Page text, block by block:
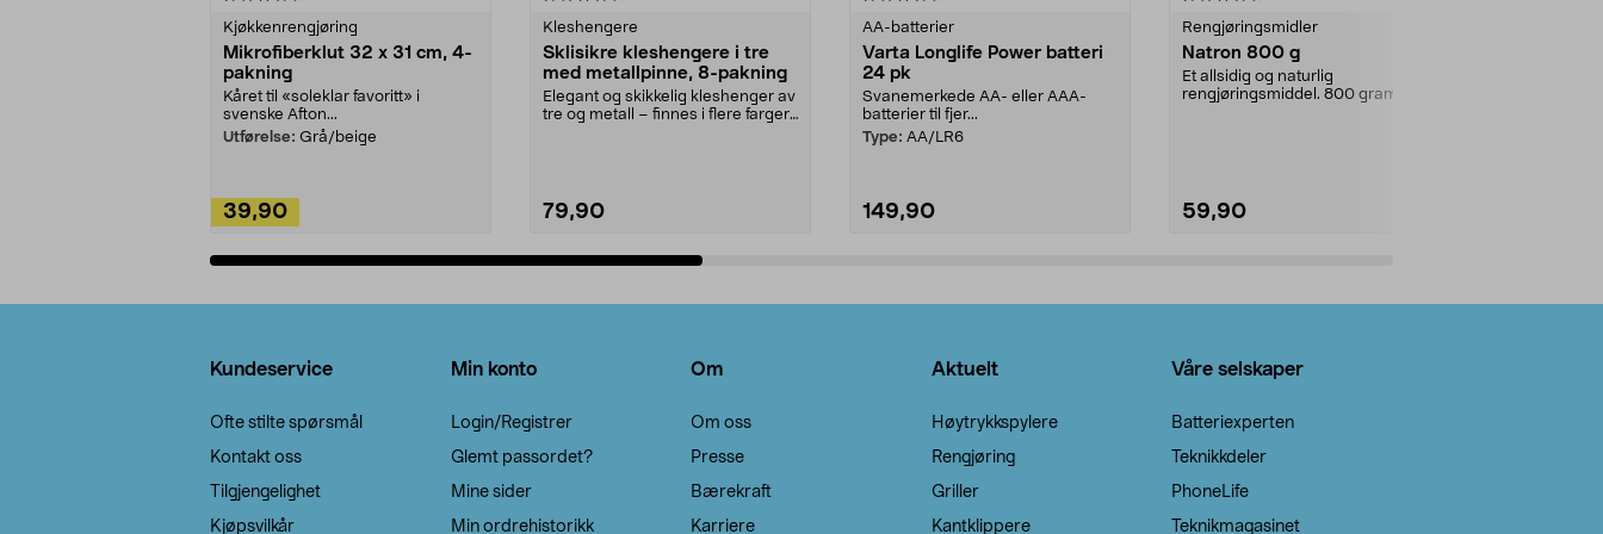
Kjøkkenrengjøring
Mikrofiberklut 32 x 31 cm, 4-
pakning
Kåret til «soleklar favoritt» i
svenske Afton...
Utførelse: Grå/beige
39,90
Kleshengere
Sklisikre kleshengere i tre
med metallpinne, 8-pakning
Elegant og skikkelig kleshenger av
tre og metall – finnes i flere farger.
79,90
AA-batterier
Varta Longlife Power batteri
24 pk
Svanemerkede AA- eller AAA-
batterier til fjer...
Type: AA/LR6
149,90
Rengjøringsmidler
Natron 800 g
Et allsidig og naturlig
rengjøringsmiddel. 800 gram
59,90
Kundeservice
Ofte stilte spørsmål
Kontakt oss
Tilgjengelighet
Kjøpsvilkår
Min konto
Login/Registrer
Glemt passordet?
Mine sider
Min ordrehistorikk
Om
Om oss
Presse
Bærekraft
Karriere
Aktuelt
Høytrykkspylere
Rengjøring
Griller
Kantklippere
Våre selskaper
Batteriexperten
Teknikkdeler
PhoneLife
Teknikmagasinet